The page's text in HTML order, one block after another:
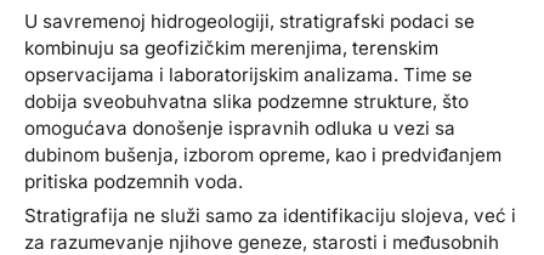
U savremenoj hidrogeologiji, stratigrafski podaci se
kombinuju sa geofizičkim merenjima, terenskim
opservacijama i laboratorijskim analizama. Time se
dobija sveobuhvatna slika podzemne strukture, što
omogućava donošenje ispravnih odluka u vezi sa
dubinom bušenja, izborom opreme, kao i predviđanjem
pritiska podzemnih voda.
Stratigrafija ne služi samo za identifikaciju slojeva, već i
za razumevanje njihove geneze, starosti i međusobnih